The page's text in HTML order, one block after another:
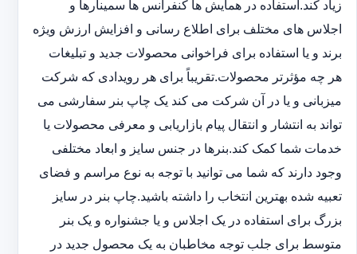
زیاد کند.استفاده در همایش ها کنفرانس ها سمینارها و
اجلاس های مختلف برای اطلاع رسانی و افزایش ارزش ویژه
برند و یا استفاده برای فراخوانی محصولات جدید و تبلیغات
هر چه مؤثرتر محصولات.تقریباً برای هر رویدادی که شرکت
میزبانی و یا در آن شرکت می کند یک چاپ بنر سفارشی می
تواند به انتشار و انتقال پیام بازاریابی و معرفی محصولات یا
خدمات شما کمک کند.بنرها در جنس سایز و ابعاد مختلفی
وجود دارند که شما می توانید با توجه به نوع مراسم و فضای
تعبیه شده بهترین انتخاب را داشته باشید.چاپ بنر در سایز
بزرگ برای استفاده در یک اجلاس و یا جشنواره و یک بنر
متوسط برای جلب توجه مخاطبان به یک محصول جدید در